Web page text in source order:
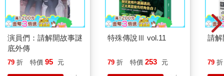
演員們：請解開故事謎
底外傳
79 折 特價 95 元
特殊傳說Ⅲ vol.11
79 折 特價 253 元
請解
79 折